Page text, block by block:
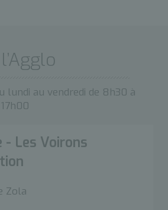
lundi au vendredi de 8h30 à
- Les Voirons
Zola